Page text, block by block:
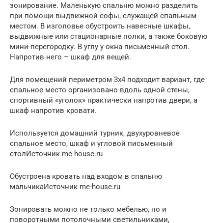
зонирование. Маленькую спальню можно разделить
при помощи выдвижной софы, служащей спальным
местом. В изголовье обустроить навесные шкафы,
выдвижные или стационарные полки, а также боковую
мини-перегородку. В углу у окна письменный стол.
Напротив него – шкаф для вещей.
Для помещений периметром 3х4 подходит вариант, где
спальное место организовано вдоль одной стены,
спортивный «уголок» практически напротив двери, а
шкаф напротив кровати.
Используется домашний турник, двухуровневое
спальное место, шкаф и угловой письменный
столИсточник me-house.ru
Обустроена кровать над входом в спальню
мальчикаИсточник me-house.ru
Зонировать можно не только мебелью, но и
поворотными потолочными светильниками,